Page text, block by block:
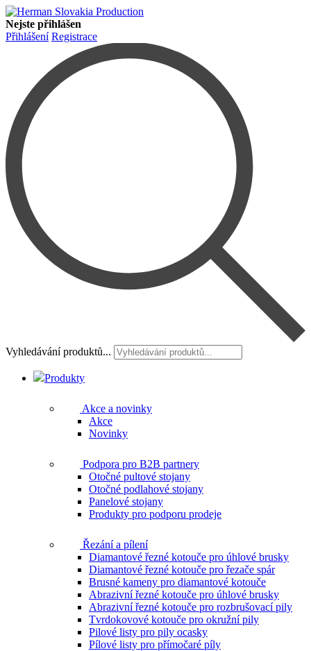
Nejste přihlášen
Přihlášení Registrace
Vyhledávání produktů...
Produkty
Akce a novinky
Akce
Novinky
Podpora pro B2B partnery
Otočné pultové stojany
Otočné podlahové stojany
Panelové stojany
Produkty pro podporu prodeje
Řezání a pílení
Diamantové řezné kotouče pro úhlové brusky
Diamantové řezné kotouče pro řezače spár
Brusné kameny pro diamantové kotouče
Abrazivní řezné kotouče pro úhlové brusky
Abrazivní řezné kotouče pro rozbrušovací pily
Tvrdokovové kotouče pro okružní pily
Pilové listy pro pily ocasky
Pílové listy pro přímočaré píly